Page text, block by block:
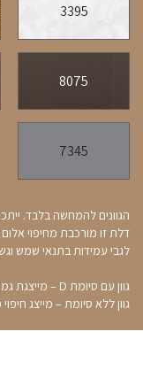
3395
8075
7345
הגוונים להמחשה בלבד.
דלת זו מורכבת מחיפוי
לגבי עמידות בתנאי שמש
גוון עם סיומת D – מייצגת גמר צבע ממניפת רב-בריח בגימור מגורען
גוון ללא סיומת – מייצג